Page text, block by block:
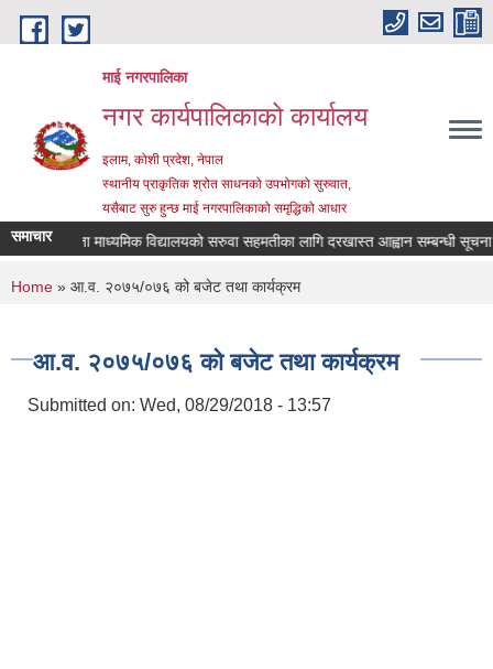
Skip to main content
माई नगरपालिका
नगर कार्यपालिकाको कार्यालय
इलाम, कोशी प्रदेश, नेपाल
स्थानीय प्राकृतिक श्रोत साधनको उपभोगको सुरुवात,
यसैबाट सुरु हुन्छ माई नगरपालिकाको समृद्धिको आधार
समाचार
श्री जनता माध्यमिक विद्यालयको सरुवा सहमतीका लागि दरखास्त आह्वान सम्बन्धी सूचना
You are here
Home » आ.व. २०७५/०७६ को बजेट तथा कार्यक्रम
आ.व. २०७५/०७६ को बजेट तथा कार्यक्रम
Submitted on: Wed, 08/29/2018 - 13:57